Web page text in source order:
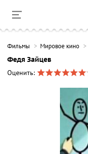
Фильмы Мировое кино
Федя Зайцев
Оценить: